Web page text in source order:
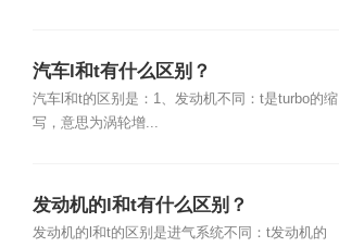
汽车l和t有什么区别？
汽车l和t的区别是：1、发动机不同：t是turbo的缩
写，意思为涡轮增...
发动机的l和t有什么区别？
发动机的l和t的区别是进气系统不同：t发动机的